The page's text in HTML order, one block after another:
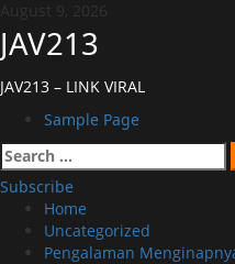
Skip
to
content
August 9, 2026
JAV213
JAV213 – LINK VIRAL
Primary
Menu
Sample Page
Search
for:
Subscribe
Home
Uncategorized
Pengalaman